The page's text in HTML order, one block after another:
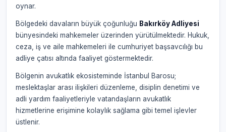
oynar.
Bölgedeki davaların büyük çoğunluğu Bakırköy Adliyesi
bünyesindeki mahkemeler üzerinden yürütülmektedir. Hukuk,
ceza, iş ve aile mahkemeleri ile cumhuriyet başsavcılığı bu
adliye çatısı altında faaliyet göstermektedir.
Bölgenin avukatlık ekosisteminde İstanbul Barosu;
meslektaşlar arası ilişkileri düzenleme, disiplin denetimi ve
adli yardım faaliyetleriyle vatandaşların avukatlık
hizmetlerine erişimine kolaylık sağlama gibi temel işlevler
üstlenir.